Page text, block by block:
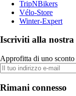
TripNBikers
Vélo-Store
Winter-Expert
Iscriviti alla nostra
Approfitta di uno
Rimani connesso